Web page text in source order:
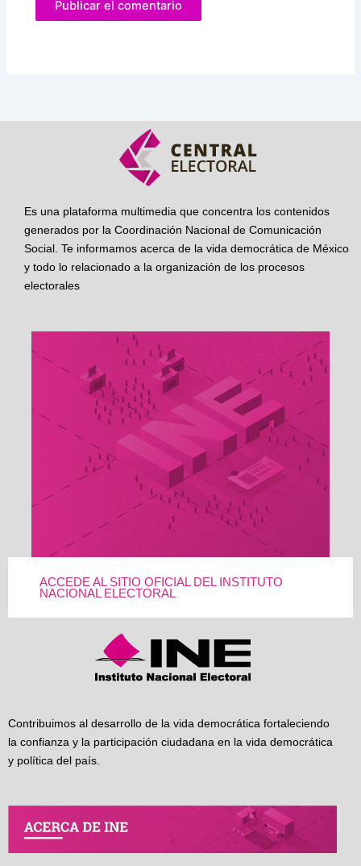
Es una plataforma multimedia que concentra los contenidos
generados por la Coordinación Nacional de Comunicación
Social. Te informamos acerca de la vida democrática de México
y todo lo relacionado a la organización de los procesos
electorales
ACCEDE AL SITIO OFICIAL DEL INSTITUTO
NACIONAL ELECTORAL
Contribuimos al desarrollo de la vida democrática fortaleciendo
la confianza y la participación ciudadana en la vida democrática
y política del país.